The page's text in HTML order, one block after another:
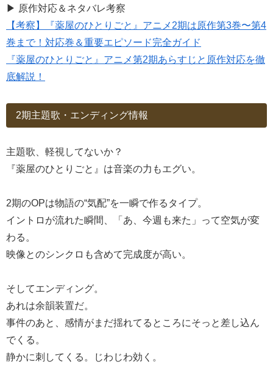
▶ 原作対応＆ネタバレ考察
【考察】『薬屋のひとりごと』アニメ2期は原作第3巻〜第4
巻まで！対応巻＆重要エピソード完全ガイド
『薬屋のひとりごと』アニメ第2期あらすじと原作対応を徹
底解説！
2期主題歌・エンディング情報
主題歌、軽視してないか？
『薬屋のひとりごと』は音楽の力もエグい。
2期のOPは物語の“気配”を一瞬で作るタイプ。
イントロが流れた瞬間、「あ、今週も来た」って空気が変
わる。
映像とのシンクロも含めて完成度が高い。
そしてエンディング。
あれは余韻装置だ。
事件のあと、感情がまだ揺れてるところにそっと差し込ん
でくる。
静かに刺してくる。じわじわ効く。